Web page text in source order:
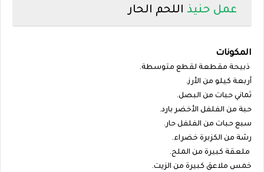
عمل حنيذ اللحم الحار
المكونات
ذبيحة مقطعة لقطع متوسطة.
أربعة كيلو من الأرز.
ثماني حبات من البصل.
حبة من الفلفل الأخضر بارد.
سبع حبات من الفلفل حار.
رشة من الكزبرة خضراء.
ملعقة كبيرة من الملح.
خمس ملاعق كبيرة من الزيت.